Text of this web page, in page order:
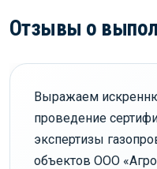
Отзывы о
Выражаем
проведение
экспертизы
объектов ООО